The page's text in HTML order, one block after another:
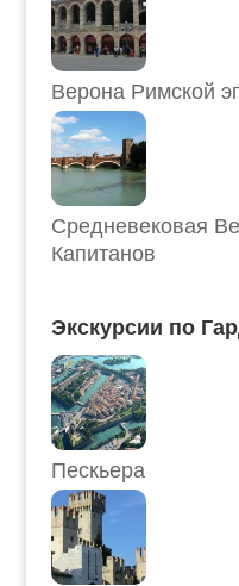
Верона Римской
Средневековая
Капитанов
Экскурсии по
Пескьера